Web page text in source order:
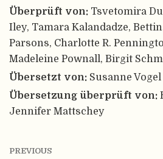
Überprüft von: Tsvetomira
Iley, Tamara Kalandadze,
Parsons, Charlotte R.
Madeleine Pownall, Birgit
Übersetzt von: Susanne Vogel
Übersetzung überprüft von:
Jennifer Mattschey
PREVIOUS